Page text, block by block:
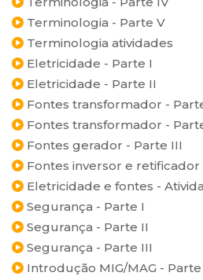
Terminologia - Parte V
Terminologia atividades
Eletricidade - Parte I
Eletricidade - Parte II
Fontes transformador -
Fontes transformador -
Fontes gerador - Parte III
Fontes inversor e retificador
Eletricidade e fontes -
Segurança - Parte I
Segurança - Parte II
Segurança - Parte III
Introdução MIG/MAG - Parte